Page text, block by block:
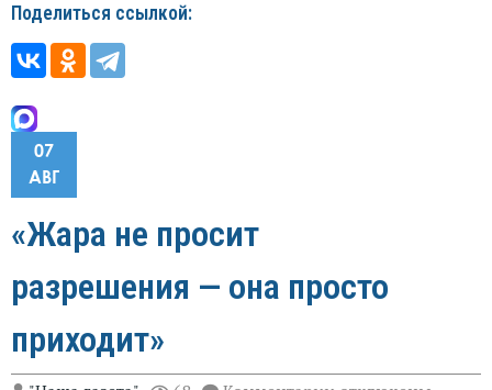
Поделиться ссылкой:
07
АВГ
«Жара не просит
разрешения — она просто
приходит»